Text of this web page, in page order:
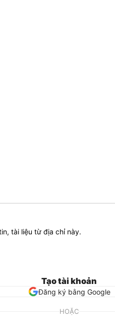
tài liệu từ địa chỉ này.
Tạo tài khoản
Đăng ký bằng Google
HOẶC